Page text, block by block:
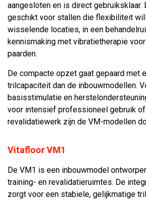
aangesloten en is direct gebruiksklaar.
geschikt voor stallen die flexibiliteit
wisselende locaties, in een
kennismaking met vibratietherapie
paarden.
De compacte opzet gaat gepaard met
trilcapaciteit dan de inbouwmodellen.
basisstimulatie en
voor intensief professioneel gebruik
revalidatiewerk zijn de VM-modellen
Vitafloor VM1
De VM1 is een inbouwmodel
training- en revalidatieruimtes. De
zorgt voor een stabiele, gelijkmatige